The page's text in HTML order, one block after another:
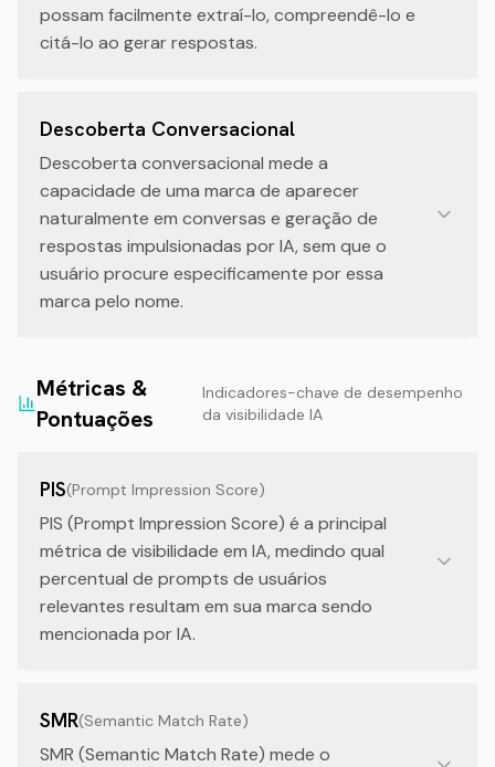
possam facilmente extraí-lo, compreendê-lo e
citá-lo ao gerar respostas.
Descoberta Conversacional
Descoberta conversacional mede a
capacidade de uma marca de aparecer
naturalmente em conversas e geração de
respostas impulsionadas por IA, sem que o
usuário procure especificamente por essa
marca pelo nome.
Métricas &
Pontuações
Indicadores-chave de desempenho
da visibilidade IA
PIS(Prompt Impression Score)
PIS (Prompt Impression Score) é a principal
métrica de visibilidade em IA, medindo qual
percentual de prompts de usuários
relevantes resultam em sua marca sendo
mencionada por IA.
SMR(Semantic Match Rate)
SMR (Semantic Match Rate) mede o